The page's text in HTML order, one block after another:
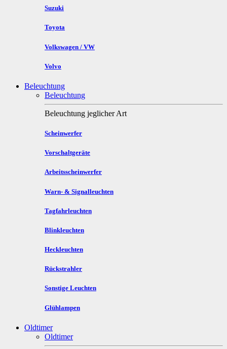
Suzuki
Toyota
Volkswagen / VW
Volvo
Beleuchtung
Beleuchtung
Beleuchtung jeglicher Art
Scheinwerfer
Vorschaltgeräte
Arbeitsscheinwerfer
Warn- & Signalleuchten
Tagfahrleuchten
Blinkleuchten
Heckleuchten
Rückstrahler
Sonstige Leuchten
Glühlampen
Oldtimer
Oldtimer